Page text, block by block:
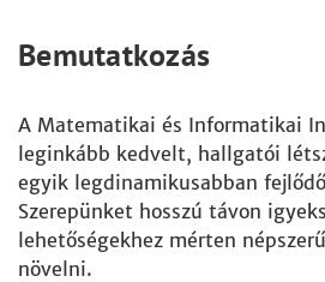
Bemutatkozás
A Matematikai és Informatikai
leginkább kedvelt, hallgatói
egyik legdinamikusabban
Szerepünket hosszú távon
lehetőségekhez mérten
növelni.